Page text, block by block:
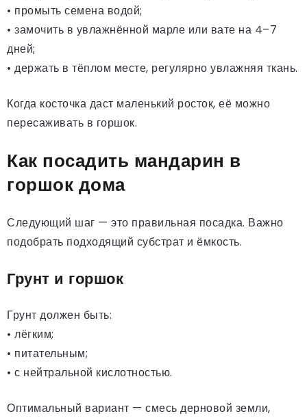
• промыть семена водой;
• замочить в увлажнённой марле или вате на 4–7
дней;
• держать в тёплом месте, регулярно увлажняя ткань.
Когда косточка даст маленький росток, её можно
пересаживать в горшок.
Как посадить мандарин в
горшок дома
Следующий шаг — это правильная посадка. Важно
подобрать подходящий субстрат и ёмкость.
Грунт и горшок
Грунт должен быть:
• лёгким;
• питательным;
• с нейтральной кислотностью.
Оптимальный вариант — смесь дерновой земли,